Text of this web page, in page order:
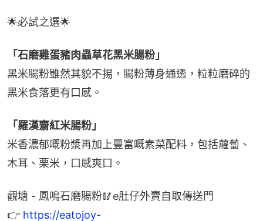
🌟必試之選🌟
「石磨雞蛋豬肉蟲草花黑米腸粉」
黑米腸粉雖然其貌不掦，腸粉薄身通透，粒粒磨碎的
黑米食落更有口感。
「羅漢齋紅米腸粉」
米香濃郁嘅粉漿再加上豐富嘅素菜配料，包括蘿蔔、
木耳、栗米，口感爽口。
觀塘 - 鳳鳴石磨腸粉🥢e肚仔外賣自取傳送門
👉 https://eatojoy-